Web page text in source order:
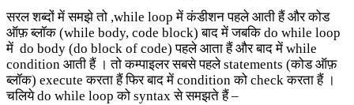
सरल शब्दों में समझे तो ,while loop में कंडीशन पहले आती हैं और कोड
ऑफ़ ब्लॉक (while body, code block) बाद में जबकि do while loop
में do body (do block of code) पहले आता हैं और बाद में while
condition आती हैं । तो कम्पाइलर सबसे पहले statements (कोड ऑफ़
ब्लॉक) execute करता हैं फिर बाद में condition को check करता हैं ।
चलिये do while loop को syntax से समझते हैं –